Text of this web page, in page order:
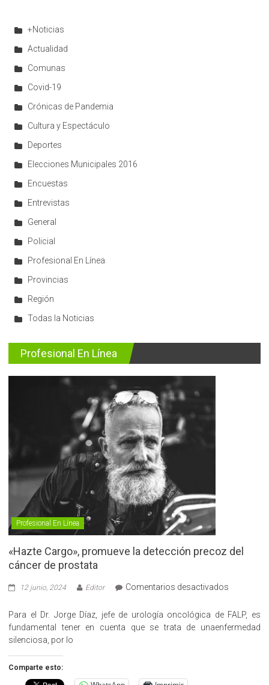
+Noticias
Actualidad
Comunas
Covid-19
Crónicas de Pandemia
Cultura y Espectáculo
Deportes
Elecciones Municipales 2016
Encuestas
Entrevistas
General
Policial
Profesional En Línea
Provincias
Región
Todas la Noticias
Profesional En Línea
Profesional En Línea
«Hazte Cargo», promueve la detección precoz del
cáncer de prostata
12 junio, 2024 Editor Comentarios desactivados
Cargo»,
promueve
Para el Dr. Jorge Díaz, jefe de urología oncológica de FALP, es
fundamental tener en cuenta que se trata de unaenfermedad
silenciosa, por lo
Comparte esto: